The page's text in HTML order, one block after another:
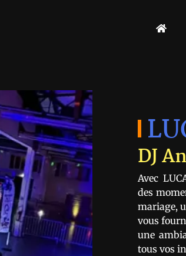
DJ
Avec
des
mariage,
vous
une
tous vos